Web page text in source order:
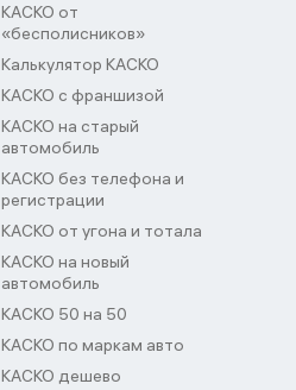
КАСКО от
«бесполисников»
Калькулятор КАСКО
КАСКО с франшизой
КАСКО на старый
автомобиль
КАСКО без телефона и
регистрации
КАСКО от угона и тотала
КАСКО на новый
автомобиль
КАСКО 50 на 50
КАСКО по маркам авто
КАСКО дешево